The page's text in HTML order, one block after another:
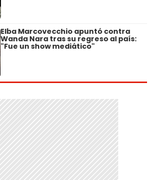
Elba Marcovecchio apuntó contra
Wanda Nara tras su regreso al país:
"Fue un show mediático"